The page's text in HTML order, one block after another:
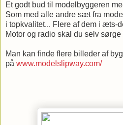
Et godt bud til modelbyggeren
Som med alle andre sæt fra
i topkvalitet... Flere af dem i æts-
Motor og radio skal du selv sørge
Man kan finde flere billeder af
på www.modelslipway.com/